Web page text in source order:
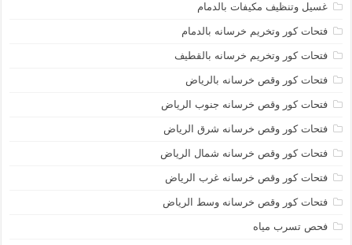
غسيل وتنظيف مكيفات بالدمام
فتحات كور وتخريم خرسانه بالدمام
فتحات كور وتخريم خرسانه بالقطيف
فتحات كور وقص خرسانه بالرياض
فتحات كور وقص خرسانه جنوب الرياض
فتحات كور وقص خرسانه شرق الرياض
فتحات كور وقص خرسانه شمال الرياض
فتحات كور وقص خرسانه غرب الرياض
فتحات كور وقص خرسانه وسط الرياض
فحص تسرب مياه